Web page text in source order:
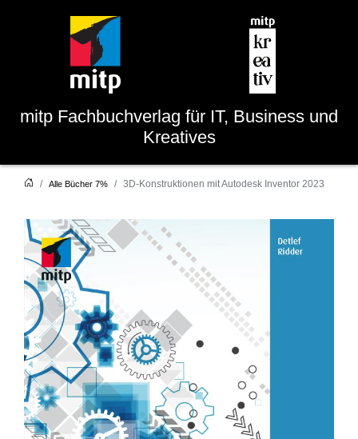
mitp Fachbuchverlag für IT, Business und
Kreatives
Alle Bücher 7% 3D-Konstruktionen mit Autodesk Inventor 2023